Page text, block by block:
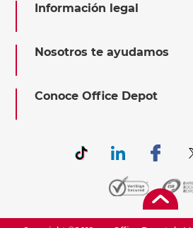
Información legal
Nosotros te ayudamos
Conoce Office Depot